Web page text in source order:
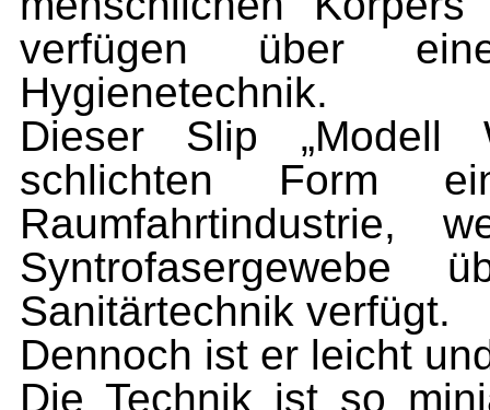
verfügen über
Hygienetechnik.
Dieser Slip „Modell
schlichten Form
Raumfahrtindustrie,
Syntrofasergewebe
Sanitärtechnik verfügt.
Dennoch ist er leicht
Die Technik ist so